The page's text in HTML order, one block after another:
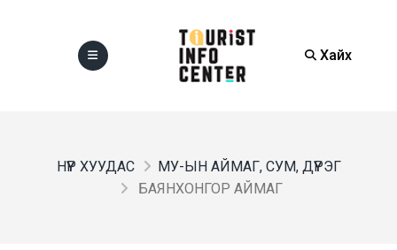
Хайх
НҮҮР ХУУДАС
МУ-ЫН АЙМАГ, СУМ, ДҮҮРЭГ
БАЯНХОНГОР АЙМАГ